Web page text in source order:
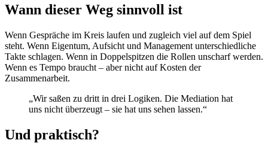
Wann dieser Weg sinnvoll ist
Wenn Gespräche im Kreis laufen und zugleich viel auf dem Spiel
steht. Wenn Eigentum, Aufsicht und Management unterschiedliche
Takte schlagen. Wenn in Doppelspitzen die Rollen unscharf werden.
Wenn es Tempo braucht – aber nicht auf Kosten der
Zusammenarbeit.
„Wir saßen zu dritt in drei Logiken. Die Mediation hat
uns nicht überzeugt – sie hat uns sehen lassen.“
Und praktisch?